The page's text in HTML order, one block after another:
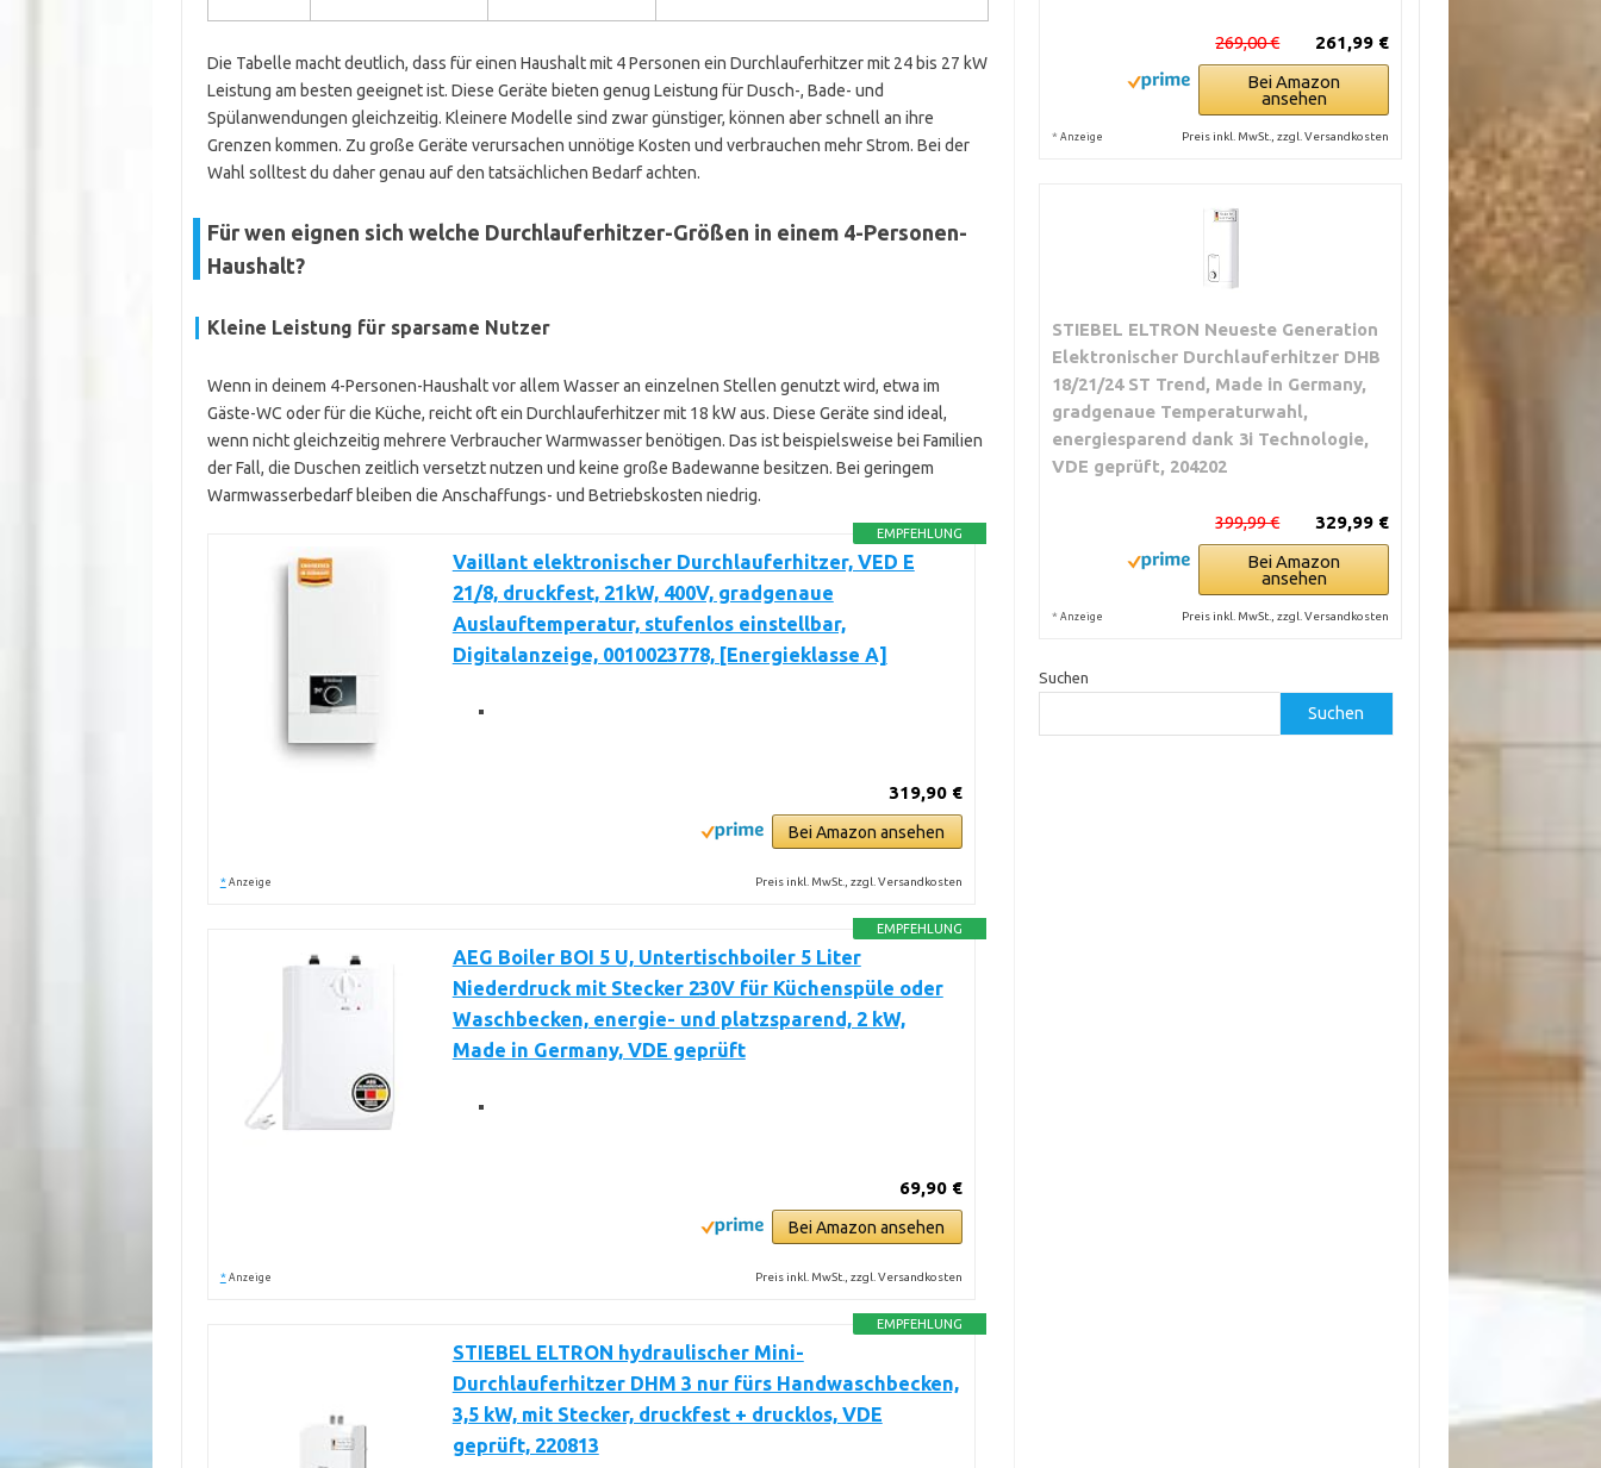
Die Tabelle macht deutlich, dass für einen Haushalt mit 4 Personen ein Durchlauferhitzer mit 24 bis 27 kW
Leistung am besten geeignet ist. Diese Geräte bieten genug Leistung für Dusch-, Bade- und
Spülanwendungen gleichzeitig. Kleinere Modelle sind zwar günstiger, können aber schnell an ihre
Grenzen kommen. Zu große Geräte verursachen unnötige Kosten und verbrauchen mehr Strom. Bei der
Wahl solltest du daher genau auf den tatsächlichen Bedarf achten.
Für wen eignen sich welche Durchlauferhitzer-Größen in einem 4-Personen-
Haushalt?
Kleine Leistung für sparsame Nutzer
Wenn in deinem 4-Personen-Haushalt vor allem Wasser an einzelnen Stellen genutzt wird, etwa im
Gäste-WC oder für die Küche, reicht oft ein Durchlauferhitzer mit 18 kW aus. Diese Geräte sind ideal,
wenn nicht gleichzeitig mehrere Verbraucher Warmwasser benötigen. Das ist beispielsweise bei Familien
der Fall, die Duschen zeitlich versetzt nutzen und keine große Badewanne besitzen. Bei geringem
Warmwasserbedarf bleiben die Anschaffungs- und Betriebskosten niedrig.
EMPFEHLUNG
Vaillant elektronischer Durchlauferhitzer, VED E
21/8, druckfest, 21kW, 400V, gradgenaue
Auslauftemperatur, stufenlos einstellbar,
Digitalanzeige, 0010023778, [Energieklasse A]
319,90 €
Bei Amazon ansehen
* Anzeige Preis inkl. MwSt., zzgl. Versandkosten
EMPFEHLUNG
AEG Boiler BOI 5 U, Untertischboiler 5 Liter
Niederdruck mit Stecker 230V für Küchenspüle oder
Waschbecken, energie- und platzsparend, 2 kW,
Made in Germany, VDE geprüft
69,90 €
Bei Amazon ansehen
* Anzeige Preis inkl. MwSt., zzgl. Versandkosten
EMPFEHLUNG
STIEBEL ELTRON hydraulischer Mini-
Durchlauferhitzer DHM 3 nur fürs Handwaschbecken,
3,5 kW, mit Stecker, druckfest + drucklos, VDE
geprüft, 220813
261,99 €
269,00 €
Bei Amazon
ansehen
* Anzeige Preis inkl. MwSt., zzgl. Versandkosten
STIEBEL ELTRON Neueste Generation
Elektronischer Durchlauferhitzer DHB
18/21/24 ST Trend, Made in Germany,
gradgenaue Temperaturwahl,
energiesparend dank 3i Technologie,
VDE geprüft, 204202
329,99 €
399,99 €
Bei Amazon
ansehen
* Anzeige Preis inkl. MwSt., zzgl. Versandkosten
Suchen
Suchen